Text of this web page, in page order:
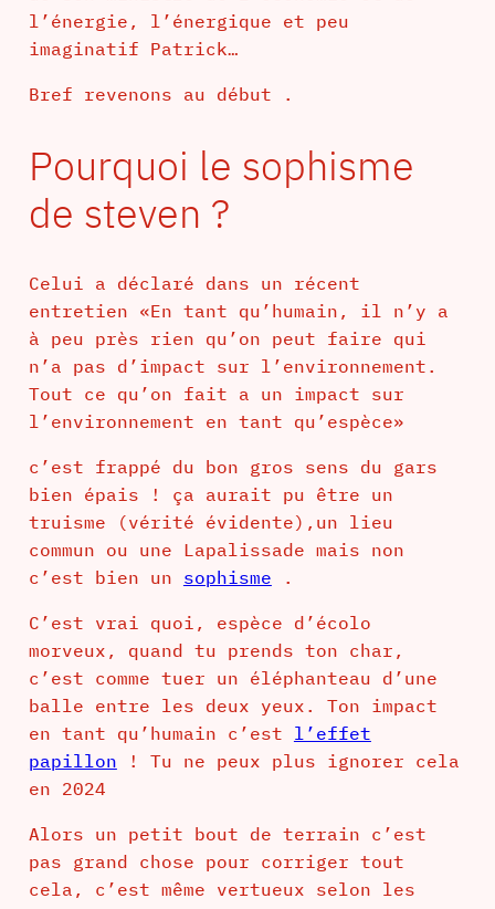
l’énergie, l’énergique et peu
imaginatif Patrick…
Bref revenons au début .
Pourquoi le sophisme
de steven ?
Celui a déclaré dans un récent
entretien «En tant qu’humain, il n’y a
à peu près rien qu’on peut faire qui
n’a pas d’impact sur l’environnement.
Tout ce qu’on fait a un impact sur
l’environnement en tant qu’espèce»
c’est frappé du bon gros sens du gars
bien épais ! ça aurait pu être un
truisme (vérité évidente),un lieu
commun ou une Lapalissade mais non
c’est bien un sophisme .
C’est vrai quoi, espèce d’écolo
morveux, quand tu prends ton char,
c’est comme tuer un éléphanteau d’une
balle entre les deux yeux. Ton impact
en tant qu’humain c’est l’effet
papillon ! Tu ne peux plus ignorer cela
en 2024
Alors un petit bout de terrain c’est
pas grand chose pour corriger tout
cela, c’est même vertueux selon les